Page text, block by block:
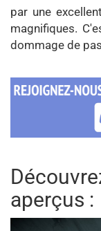
par une
magnifiques.
dommage de
aperçus :